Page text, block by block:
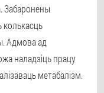
Забаронены
колькасць
Адмова ад
наладзіць працу
метабалізм.